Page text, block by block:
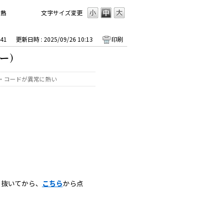
文字サイズ変更
更新日時 : 2025/09/26 10:13 印刷
）
コードが異常に熱い
いてから、 こちらから点